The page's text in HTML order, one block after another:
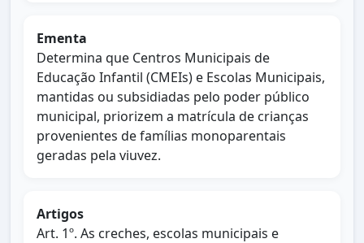
Ementa
Determina que Centros Municipais de
Educação Infantil (CMEIs) e Escolas Municipais,
mantidas ou subsidiadas pelo poder público
municipal, priorizem a matrícula de crianças
provenientes de famílias monoparentais
geradas pela viuvez.
Artigos
Art. 1º. As creches, escolas municipais e